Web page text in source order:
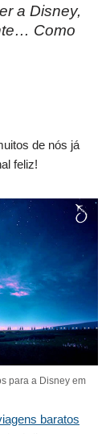
a Disney,
Como
de nós já
feliz!
para a Disney em
baratos